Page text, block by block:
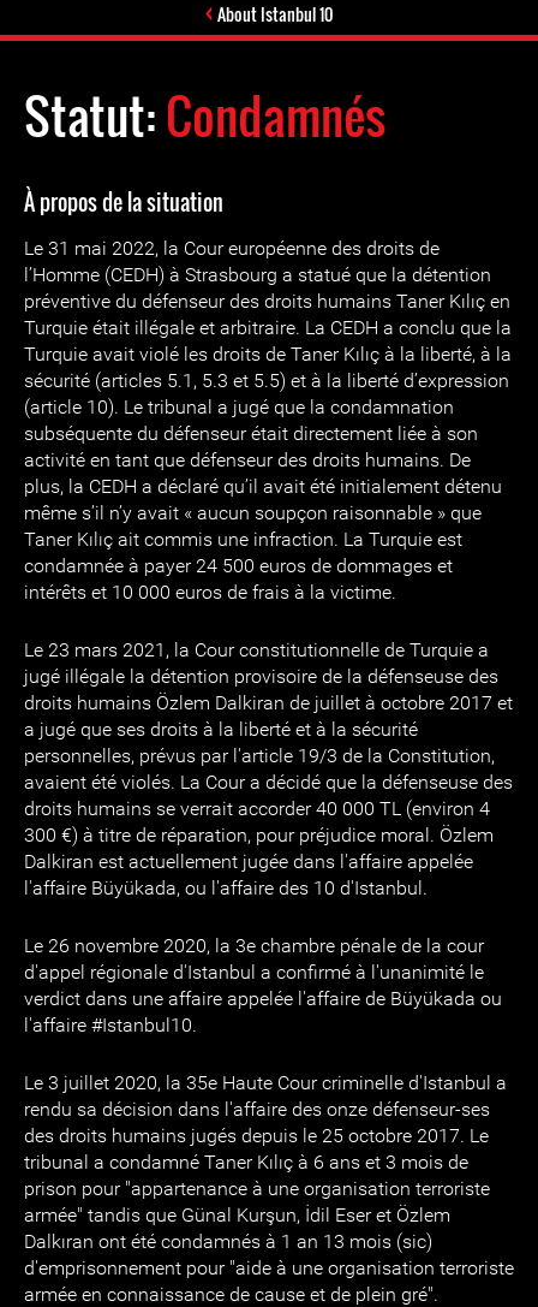
About Istanbul 10
Statut:Condamnés
À propos de la situation
Le 31 mai 2022, la Cour européenne des droits de
l’Homme (CEDH) à Strasbourg a statué que la détention
préventive du défenseur des droits humains Taner Kılıç en
Turquie était illégale et arbitraire. La CEDH a conclu que la
Turquie avait violé les droits de Taner Kılıç à la liberté, à la
sécurité (articles 5.1, 5.3 et 5.5) et à la liberté d’expression
(article 10). Le tribunal a jugé que la condamnation
subséquente du défenseur était directement liée à son
activité en tant que défenseur des droits humains. De
plus, la CEDH a déclaré qu’il avait été initialement détenu
même s’il n’y avait « aucun soupçon raisonnable » que
Taner Kılıç ait commis une infraction. La Turquie est
condamnée à payer 24 500 euros de dommages et
intérêts et 10 000 euros de frais à la victime.
Le 23 mars 2021, la Cour constitutionnelle de Turquie a
jugé illégale la détention provisoire de la défenseuse des
droits humains Özlem Dalkiran de juillet à octobre 2017 et
a jugé que ses droits à la liberté et à la sécurité
personnelles, prévus par l'article 19/3 de la Constitution,
avaient été violés. La Cour a décidé que la défenseuse des
droits humains se verrait accorder 40 000 TL (environ 4
300 €) à titre de réparation, pour préjudice moral. Özlem
Dalkiran est actuellement jugée dans l'affaire appelée
l'affaire Büyükada, ou l'affaire des 10 d'Istanbul.
Le 26 novembre 2020, la 3e chambre pénale de la cour
d'appel régionale d'Istanbul a confirmé à l'unanimité le
verdict dans une affaire appelée l'affaire de Büyükada ou
l'affaire #Istanbul10.
Le 3 juillet 2020, la 35e Haute Cour criminelle d'Istanbul a
rendu sa décision dans l'affaire des onze défenseur-ses
des droits humains jugés depuis le 25 octobre 2017. Le
tribunal a condamné Taner Kılıç à 6 ans et 3 mois de
prison pour "appartenance à une organisation terroriste
armée" tandis que Günal Kurşun, İdil Eser et Özlem
Dalkıran ont été condamnés à 1 an 13 mois (sic)
d'emprisonnement pour "aide à une organisation terroriste
armée en connaissance de cause et de plein gré".